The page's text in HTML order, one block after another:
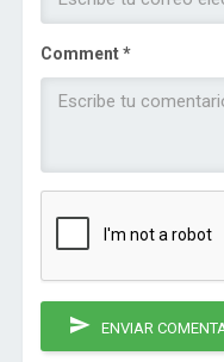
Comment *
ENVIAR